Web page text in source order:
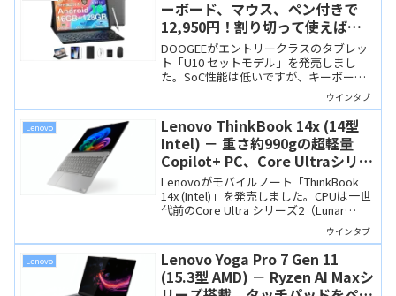
ーボード、マウス、ペン付きで
12,950円！割り切って使えばお
得なエントリータブレット
DOOGEEがエントリークラスのタブレッ
ト「U10 セットモデル」を発売しまし
た。SoC性能は低いですが、キーボー
ド、マウス、ペンが付属し、12,950円の
セール価格。ライトユースには便利でお
得な製品です。
ウインタブ
Lenovo
Lenovo ThinkBook 14x (14型
Intel) － 重さ約990gの超軽量
Copilot+ PC、Core Ultraシリー
ズ2搭載でお買い得感もあり
Lenovoがモバイルノート「ThinkBook
14x (Intel)」を発売しました。CPUは一世
代前のCore Ultra シリーズ2（Lunar
Lake）ですが性能は高く、Copilot+ PCの
要件を満たしています。1キロを切る超軽
量ながらSSDの増設に対応するなど、機
能性にも優れた製品です。
ウインタブ
Lenovo
Lenovo Yoga Pro 7 Gen 11
(15.3型 AMD) － Ryzen AI Maxシ